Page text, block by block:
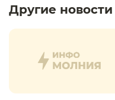
Другие новости